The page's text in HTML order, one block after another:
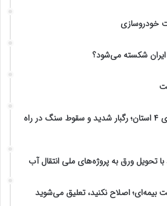
خودروسازی
شکسته می‌شود؟
هشدار نارنجی هواشناسی برای ۴ استان؛ رگبار شدید و سقوط سنگ در راه
با تحویل ورق به پروژه‌های ملی انتقال آب